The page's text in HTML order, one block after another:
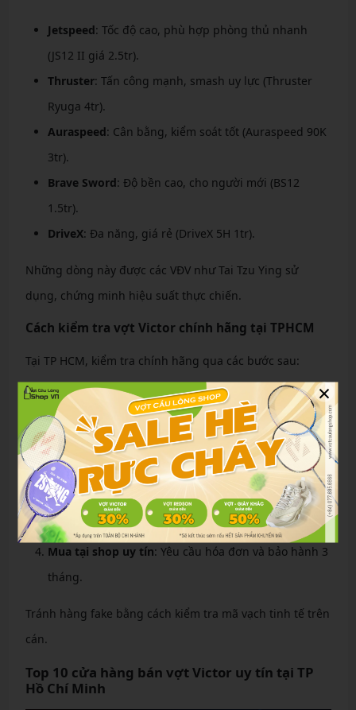
Jetspeed: Tốc độ cao, phù hợp phòng thủ nhanh
(JS12 II giá 2.5tr).
Thruster: Tấn công mạnh, smash uy lực (Thruster
Ryuga 4tr).
Auraspeed: Cân bằng, kiểm soát tốt (Auraspeed 90K
3tr).
Brave Sword: Độ bền cao, cho người mới (BS12
1.5tr).
DriveX: Đa năng, giá rẻ (DriveX 5H 1tr).
Những dòng này được các VĐV như Tai Tzu Ying sử
dụng, chứng minh hiệu suất thực chiến.
Cách kiểm tra vợt Victor chính hãng tại TPHCM
Tại TP HCM, kiểm tra chính hãng qua các bước sau:
Quét mã QR
: Sử dụng app “Yêu Cầu Lông” quét mã
trên cán vợt để xác thực thông tin sản xuất.
Kiểm tra logo: Logo Victor sắc nét, có chữ “Taiwan”
hoặc “China Open”, tem vuông 3D phản quang.
Màu sắc và khung : Màu đậm đều, khung mỏng dát
kim loại, không lỏng lẻo.
Mua tại shop uy tín: Yêu cầu hóa đơn và bảo hành 3
tháng.
Tránh hàng fake bằng cách kiểm tra mã vạch tinh tế trên
cán.
Top 10 cửa hàng bán vợt Victor uy tín tại TP
Hồ Chí Minh
×